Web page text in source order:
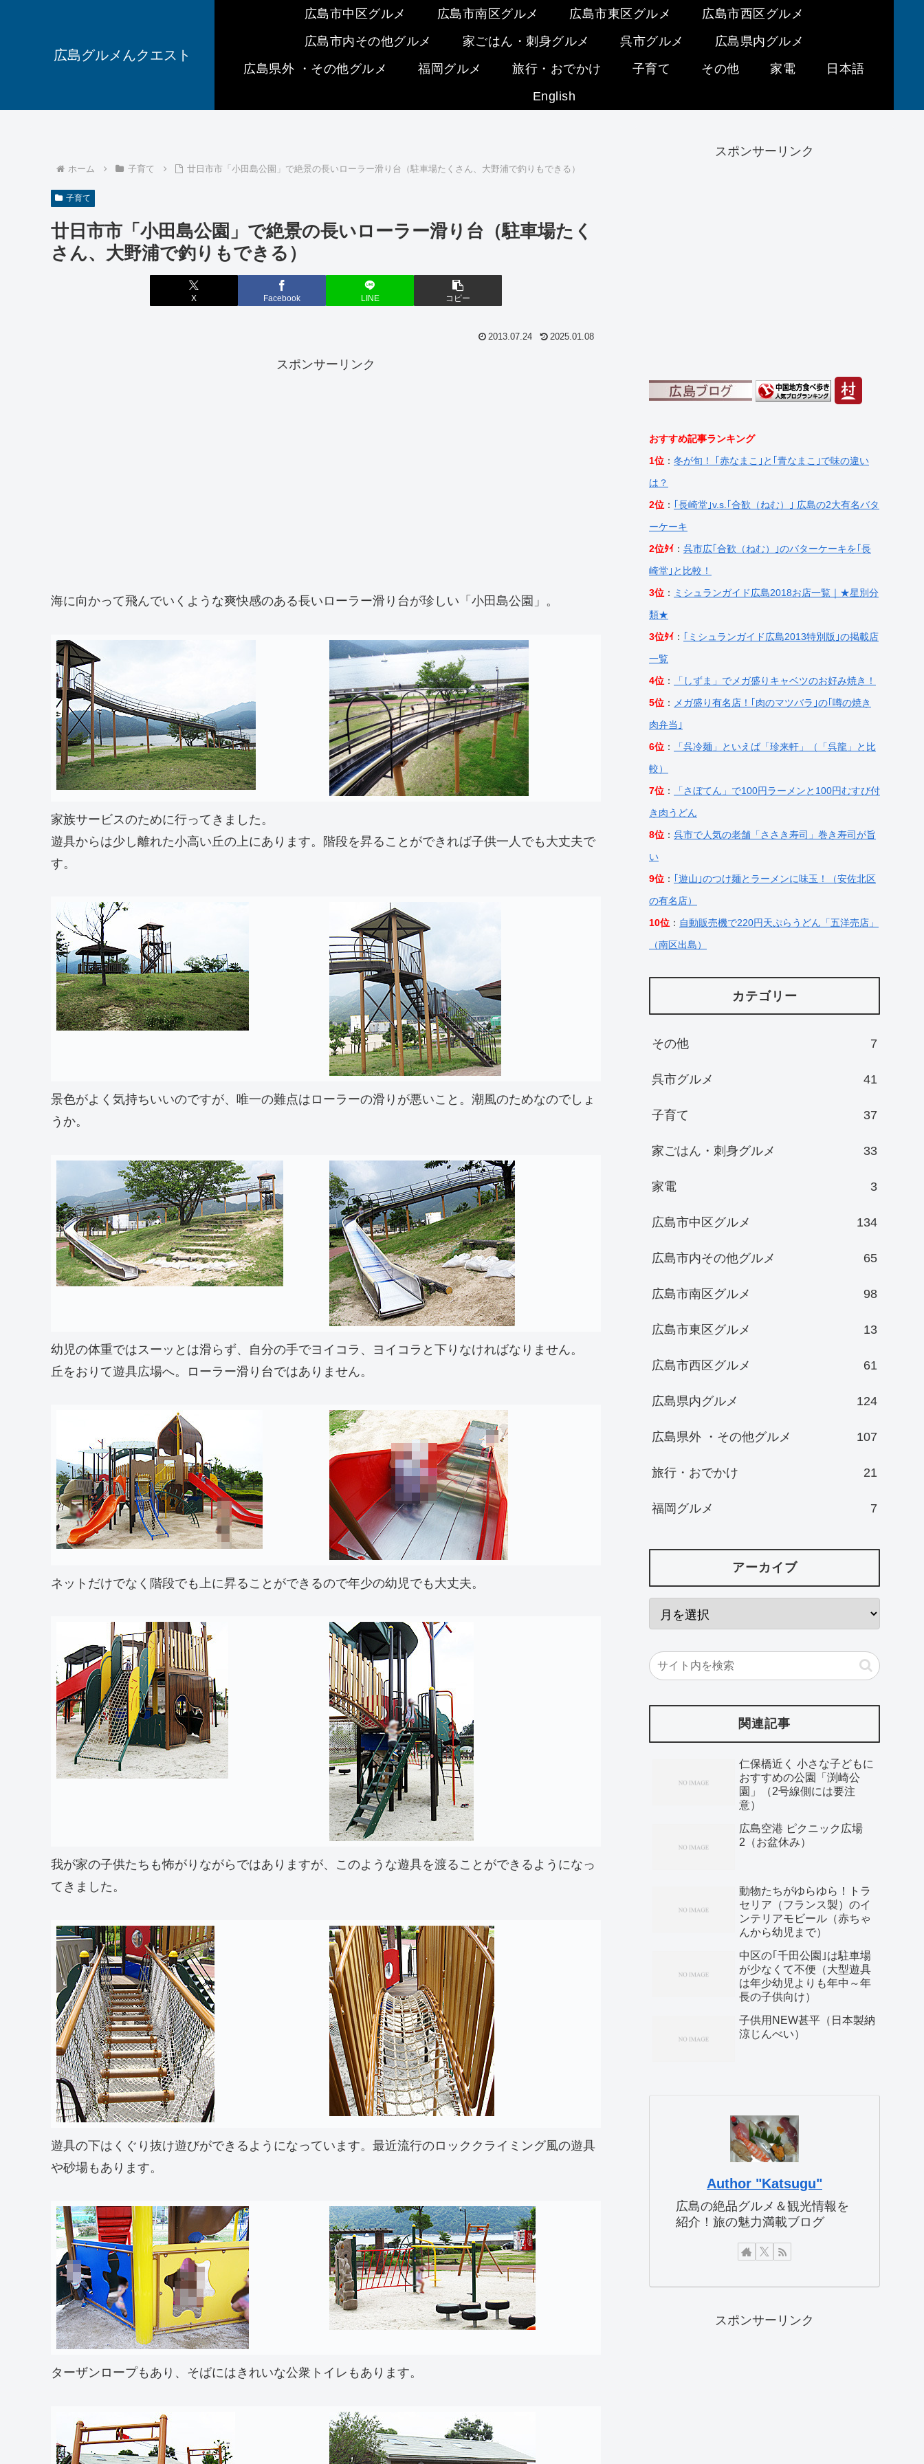
広島グルメんクエスト
広島市中区グルメ 広島市南区グルメ 広島市東区グルメ
広島市西区グルメ
広島市内その他グルメ
家ごはん・刺身グルメ 呉市グルメ
広島県内グルメ
広島県外 ・その他グルメ
福岡グルメ 旅行・おでかけ 子育て その他 家電
日本語
English
ホーム 子育て 廿日市市「小田島公園」で絶景の長いローラー滑り台（駐車場たくさん、大野浦で釣りもできる）
子育て
廿日市市「小田島公園」で絶景の長いローラー滑り台（駐車場たく
さん、大野浦で釣りもできる）
X Facebook LINE コピー
2013.07.24 2025.01.08
スポンサーリンク
海に向かって飛んでいくような爽快感のある長いローラー滑り台が珍しい「小田島公園」。
家族サービスのために行ってきました。
遊具からは少し離れた小高い丘の上にあります。階段を昇ることができれば子供一人でも大丈夫で
す。
景色がよく気持ちいいのですが、唯一の難点はローラーの滑りが悪いこと。潮風のためなのでしょ
うか。
幼児の体重ではスーッとは滑らず、自分の手でヨイコラ、ヨイコラと下りなければなりません。
丘をおりて遊具広場へ。ローラー滑り台ではありません。
ネットだけでなく階段でも上に昇ることができるので年少の幼児でも大丈夫。
我が家の子供たちも怖がりながらではありますが、このような遊具を渡ることができるようになっ
てきました。
遊具の下はくぐり抜け遊びができるようになっています。最近流行のロッククライミング風の遊具
や砂場もあります。
ターザンロープもあり、そばにはきれいな公衆トイレもあります。
スポンサーリンク
おすすめ記事ランキング
1位 ： 冬が旬！ ｢赤なまこ｣と｢青なまこ｣で味の違い
は？
2位 ：
｢長崎堂｣v.s.｢合歓（ねむ）｣ 広島の2大有名バタ
ーケーキ
2位ﾀｲ ： 呉市広｢合歓（ねむ）｣のバターケーキを｢長
崎堂｣と比較！
3位 ： ミシュランガイド広島2018お店一覧｜★星別分
類★
3位ﾀｲ ：
｢ミシュランガイド広島2013特別版｣の掲載店
一覧
4位 ：
「しずま」でメガ盛りキャベツのお好み焼き！
5位 ：
メガ盛り有名店！｢肉のマツバラ｣の｢噂の焼き
肉弁当｣
6位 ：
「呉冷麺」といえば「珍来軒」（「呉龍」と比
較）
7位 ：
「さぼてん」で100円ラーメンと100円むすび付
き肉うどん
8位 ： 呉市で人気の老舗「ささき寿司」巻き寿司が旨
い
9位 ：
｢遊山｣のつけ麺とラーメンに味玉！（安佐北区
の有名店）
10位 ： 自動販売機で220円天ぷらうどん「五洋売店」
（南区出島）
カテゴリー
その他 7
呉市グルメ 41
子育て 37
家ごはん・刺身グルメ 33
家電 3
広島市中区グルメ 134
広島市内その他グルメ 65
広島市南区グルメ 98
広島市東区グルメ 13
広島市西区グルメ 61
広島県内グルメ 124
広島県外 ・その他グルメ 107
旅行・おでかけ 21
福岡グルメ 7
アーカイブ
関連記事
仁保橋近く 小さな子どもに
おすすめの公園「渕崎公
園」（2号線側には要注
意）
広島空港 ピクニック広場
2（お盆休み）
動物たちがゆらゆら！トラ
セリア（フランス製）のイ
ンテリアモビール（赤ちゃ
んから幼児まで）
中区の｢千田公園｣は駐車場
が少なくて不便（大型遊具
は年少幼児よりも年中～年
長の子供向け）
子供用NEW甚平（日本製納
涼じんべい）
Author "Katsugu"
広島の絶品グルメ＆観光情報を
紹介！旅の魅力満載ブログ
スポンサーリンク